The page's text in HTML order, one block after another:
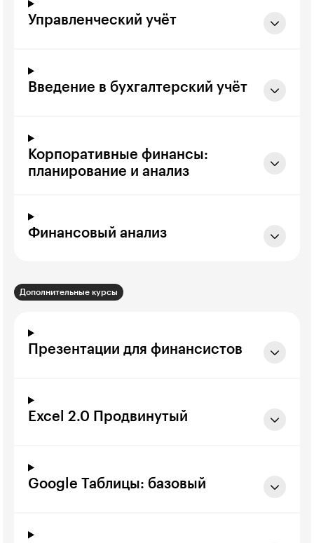
Управленческий учёт
Введение в бухгалтерский учёт
Корпоративные финансы:
планирование и анализ
Финансовый анализ
Дополнительные курсы
Презентации для финансистов
Excel 2.0 Продвинутый
Google Таблицы: базовый